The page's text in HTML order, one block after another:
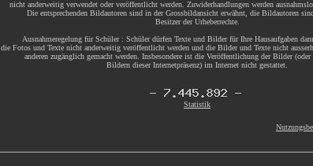
nicht anderweitig verwendet oder veröffentlicht werden. Zuwiderhandlungen werden
Die entsprechenden Bildautoren sind in der Grossbildansicht erwähnt, die Bildautoren
Besitzer der Urheberrechte.
Ausnahmeregelung für Schüler : Schüler dürfen Texte und Bilder für Ihre Hausaufgaben
die Fotos und Texte nicht anderweitig veröffentlicht werden und die Bilder und Texte nicht
anderen zugänglich gemacht werden. Insbesondere ist die Veröffentlichung der Bilder
Bildern dieser Internetpräsenz) im Internet nicht gestattet.
Statistik